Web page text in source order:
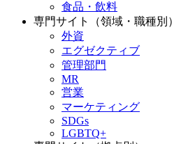
食品・飲料
専門サイト（領域・職種別）
外資
エグゼクティブ
管理部門
MR
営業
マーケティング
SDGs
LGBTQ+